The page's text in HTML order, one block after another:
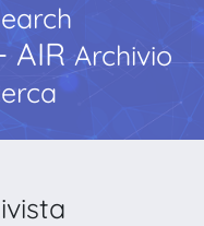
AIR Archivio